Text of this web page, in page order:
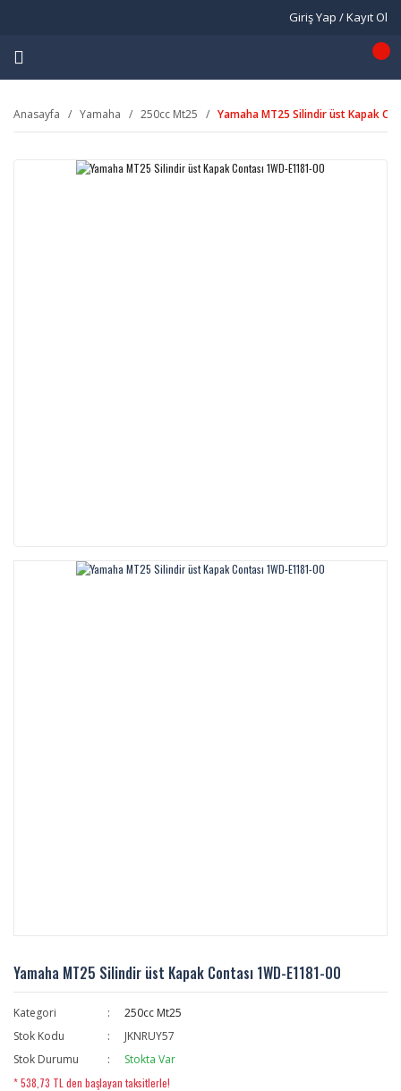
Giriş Yap / Kayıt Ol
Anasayfa Yamaha 250cc Mt25 Yamaha MT25 Silindir üst Kapak
Yamaha MT25 Silindir üst Kapak Contası 1WD-E1181-00
Kategori
250cc Mt25
Stok Kodu
JKNRUY57
Stok Durumu
Stokta Var
* 538,73 TL den başlayan taksitlerle!